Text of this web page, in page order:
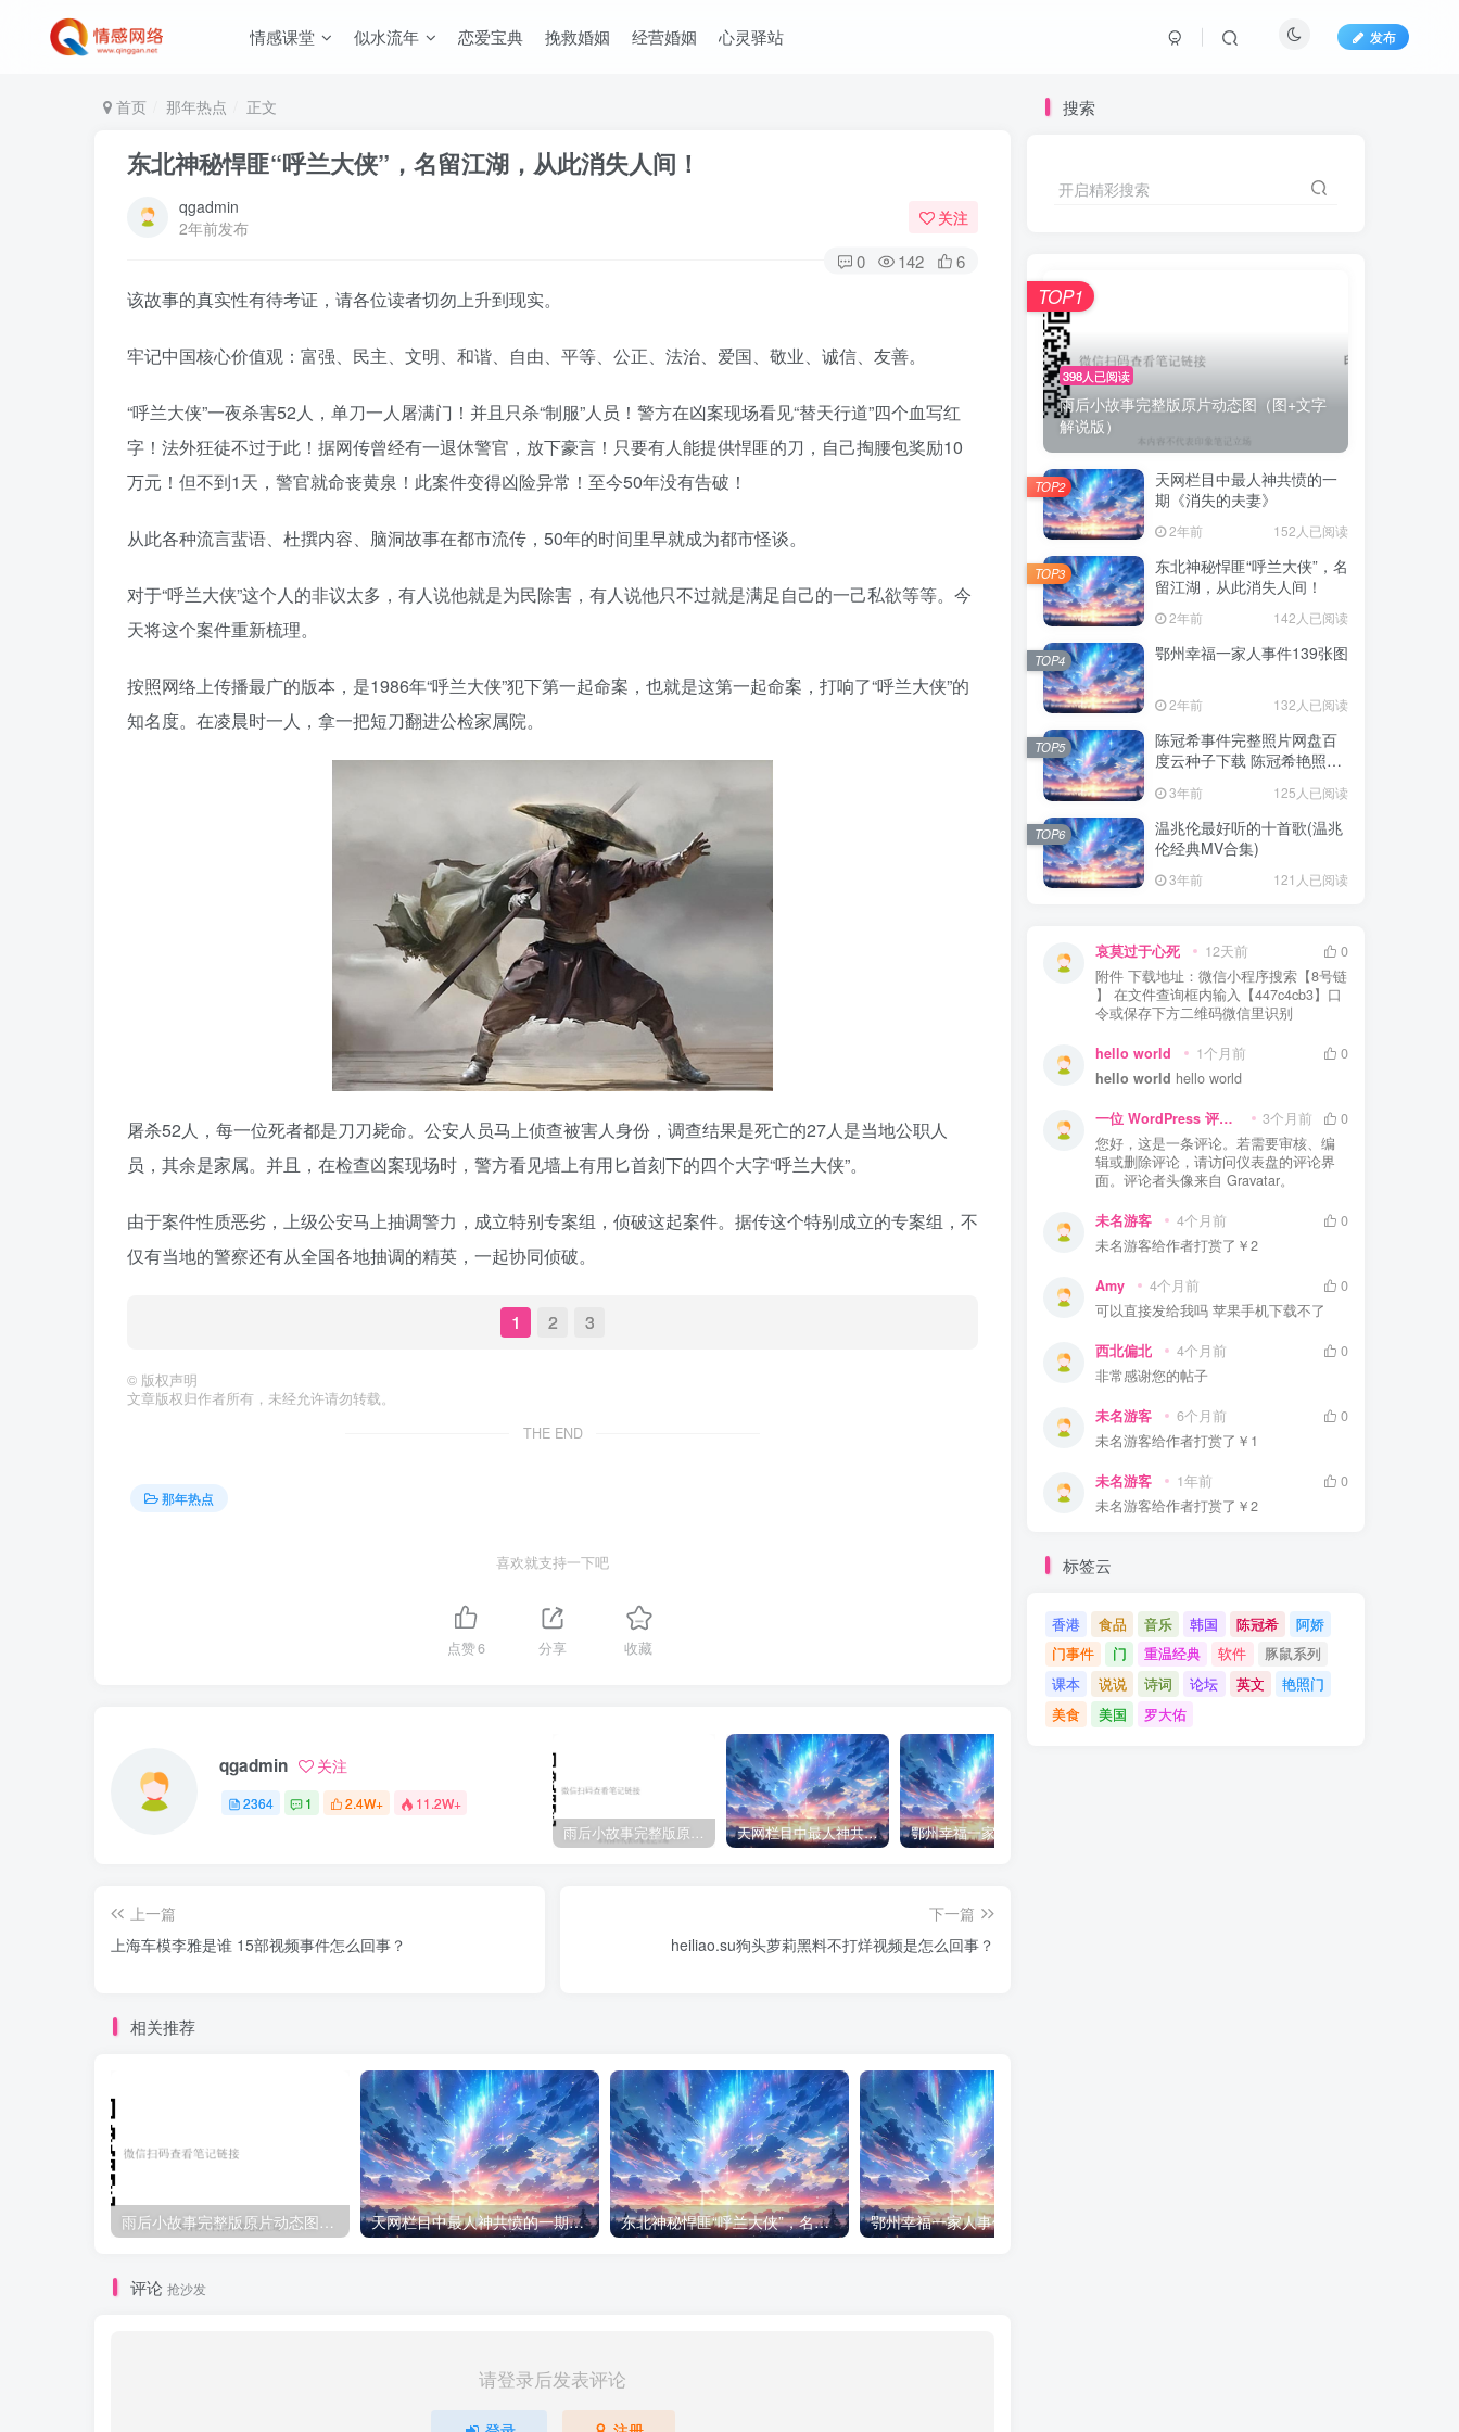
情感课堂 似水流年 恋爱宝典 挽救婚姻 经营婚姻 心灵驿站 发布
首页 那年热点 正文
东北神秘悍匪“呼兰大侠”，名留江湖，从此消失人间！
qgadmin
2年前发布
关注
0 142 6
该故事的真实性有待考证，请各位读者切勿上升到现实。
牢记中国核心价值观：富强、民主、文明、和谐、自由、平等、公正、法治、爱国、敬业、诚信、友善。
“呼兰大侠”一夜杀害52人，单刀一人屠满门！并且只杀“制服”人员！警方在凶案现场看见“替天行道”四个血写红
字！法外狂徒不过于此！据网传曾经有一退休警官，放下豪言！只要有人能提供悍匪的刀，自己掏腰包奖励10
万元！但不到1天，警官就命丧黄泉！此案件变得凶险异常！至今50年没有告破！
从此各种流言蜚语、杜撰内容、脑洞故事在都市流传，50年的时间里早就成为都市怪谈。
对于“呼兰大侠”这个人的非议太多，有人说他就是为民除害，有人说他只不过就是满足自己的一己私欲等等。今
天将这个案件重新梳理。
按照网络上传播最广的版本，是1986年“呼兰大侠”犯下第一起命案，也就是这第一起命案，打响了“呼兰大侠”的
知名度。在凌晨时一人，拿一把短刀翻进公检家属院。
屠杀52人，每一位死者都是刀刀毙命。公安人员马上侦查被害人身份，调查结果是死亡的27人是当地公职人
员，其余是家属。并且，在检查凶案现场时，警方看见墙上有用匕首刻下的四个大字“呼兰大侠”。
由于案件性质恶劣，上级公安马上抽调警力，成立特别专案组，侦破这起案件。据传这个特别成立的专案组，不
仅有当地的警察还有从全国各地抽调的精英，一起协同侦破。
1 2 3
© 版权声明
文章版权归作者所有，未经允许请勿转载。
THE END
那年热点
喜欢就支持一下吧
点赞6 分享 收藏
qgadmin 关注
2364 1 2.4W+ 11.2W+
雨后小故事完整版原片动态图（图+文字解说版） 天网栏目中最人神共愤的一期《消失的夫妻》
上一篇
上海车模李雅是谁 15部视频事件怎么回事？
下一篇
heiliao.su狗头萝莉黑料不打烊视频是怎么回事？
相关推荐
雨后小故事完整版原片动态图（图+文字解说版） 天网栏目中最人神共愤的一期《消失的夫妻》 东北神秘悍匪“呼兰大侠”，名留江湖，从此消失人间！ 鄂州幸福一家人事件139张图
评论 抢沙发
请登录后发表评论
搜索
开启精彩搜索
398人已阅读
雨后小故事完整版原片动态图（图+文字
解说版）
TOP1
天网栏目中最人神共愤的一
期《消失的夫妻》
2年前 152人已阅读
TOP2
东北神秘悍匪“呼兰大侠”，名
留江湖，从此消失人间！
2年前 142人已阅读
TOP3
鄂州幸福一家人事件139张图
2年前 132人已阅读
TOP4
陈冠希事件完整照片网盘百
度云种子下载 陈冠希艳照门
门全部图片观看
3年前 125人已阅读
TOP5
温兆伦最好听的十首歌(温兆
伦经典MV合集)
3年前 121人已阅读
TOP6
哀莫过于心死 12天前
0
附件 下载地址：微信小程序搜索【8号链
】 在文件查询框内输入【447c4cb3】口
令或保存下方二维码微信里识别
hello world 1个月前
0
hello world hello world
一位 WordPress 评论者 3个月前
0
您好，这是一条评论。若需要审核、编
辑或删除评论，请访问仪表盘的评论界
面。评论者头像来自 Gravatar。
未名游客 4个月前
0
未名游客给作者打赏了 ￥2
Amy 4个月前
0
可以直接发给我吗 苹果手机下载不了
西北偏北 4个月前
0
非常感谢您的帖子
未名游客 6个月前
0
未名游客给作者打赏了 ￥1
未名游客 1年前
0
未名游客给作者打赏了 ￥2
标签云
香港 食品 音乐 韩国 陈冠希
阿娇
门事件
门 重温经典 软件
豚鼠系列
课本
说说 诗词 论坛 英文
艳照门
美食
美国 罗大佑